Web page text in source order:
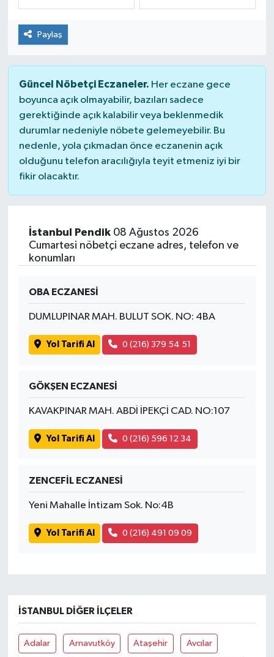
Paylaş
Güncel Nöbetçi Eczaneler. Her eczane gece
boyunca açık olmayabilir, bazıları sadece
gerektiğinde açık kalabilir veya beklenmedik
durumlar nedeniyle nöbete gelemeyebilir. Bu
nedenle, yola çıkmadan önce eczanenin açık
olduğunu telefon aracılığıyla teyit etmeniz iyi bir
fikir olacaktır.
İstanbul Pendik08 Ağustos 2026
Cumartesi nöbetçi eczane adres, telefon ve
konumları
OBA ECZANESİ
DUMLUPINAR MAH. BULUT SOK. NO: 4BA
Yol Tarifi Al 0 (216) 379 54 51
GÖKŞEN ECZANESİ
KAVAKPINAR MAH. ABDİ İPEKÇİ CAD. NO:107
Yol Tarifi Al 0 (216) 596 12 34
ZENCEFİL ECZANESİ
Yeni Mahalle İntizam Sok. No:4B
Yol Tarifi Al 0 (216) 491 09 09
İSTANBUL DIĞER İLÇELER
Adalar Arnavutköy Ataşehir Avcılar
Bilim veTeknoloji
Eğitim
SEKTÖR
Magazin
Günün Haberleri
Tüm Makaleler
Tüm Haberler
Son Dakika
Tüm Haberler